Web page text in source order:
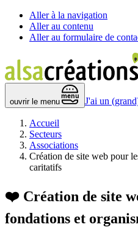
Aller à la navigation
Aller au contenu
Aller au formulaire de
ouvrir le menu
menu
J'ai un
Accueil
Secteurs
Associations
Création de site web pour
caritatifs
❤️ Création de site
fondations et